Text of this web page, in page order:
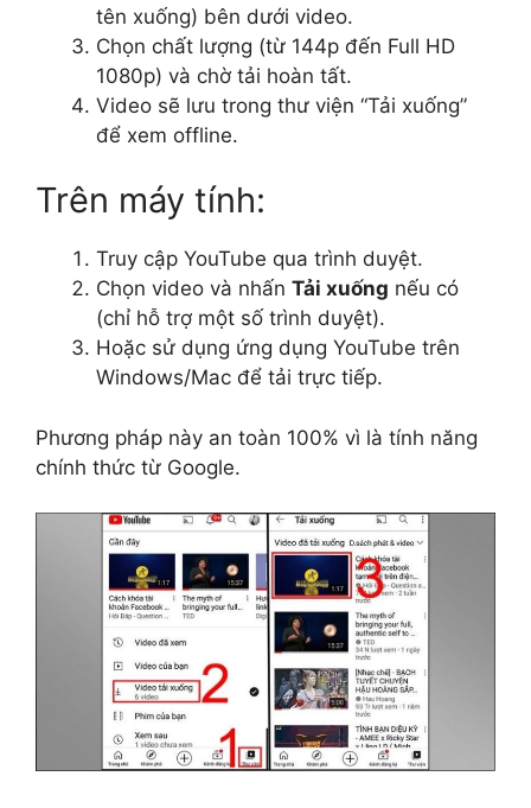
tên xuống) bên dưới video.
Chọn chất lượng (từ 144p đến Full HD
1080p) và chờ tải hoàn tất.
Video sẽ lưu trong thư viện “Tải xuống”
để xem offline.
Trên máy tính:
Truy cập YouTube qua trình duyệt.
Chọn video và nhấn Tải xuống nếu có
(chỉ hỗ trợ một số trình duyệt).
Hoặc sử dụng ứng dụng YouTube trên
Windows/Mac để tải trực tiếp.
Phương pháp này an toàn 100% vì là tính năng
chính thức từ Google.